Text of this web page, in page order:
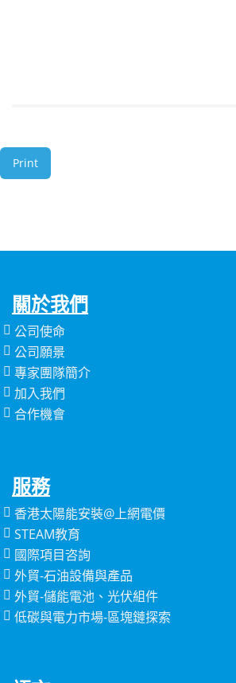
Print
關於我們
公司使命
公司願景
專家團隊簡介
加入我們
合作機會
服務
香港太陽能安裝@上網電價
STEAM教育
國際項目咨詢
外貿-石油設備與產品
外貿-儲能電池、光伏組件
低碳與電力市場-區塊鏈探索